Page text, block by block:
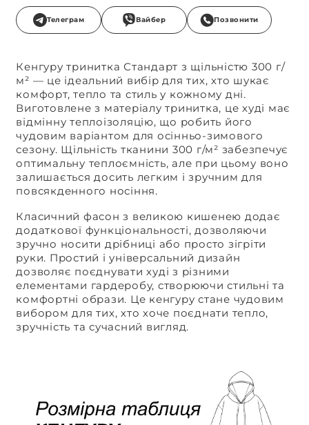
Телеграм Вайбер Позвонити
Кенгуру тринитка Стандарт з щільністю 300 г/
м² — це ідеальний вибір для тих, хто шукає
комфорт, тепло та стиль у кожному дні.
Виготовлене з матеріалу тринитка, це худі має
відмінну теплоізоляцію, що робить його
чудовим варіантом для осінньо-зимового
сезону. Щільність тканини 300 г/м² забезпечує
оптимальну теплоємність, але при цьому воно
залишається досить легким і зручним для
повсякденного носіння.
Класичний фасон з великою кишенею додає
додаткової функціональності, дозволяючи
зручно носити дрібниці або просто зігріти
руки. Простий і універсальний дизайн
дозволяє поєднувати худі з різними
елементами гардеробу, створюючи стильні та
комфортні образи. Це кенгуру стане чудовим
вибором для тих, хто хоче поєднати тепло,
зручність та сучасний вигляд.